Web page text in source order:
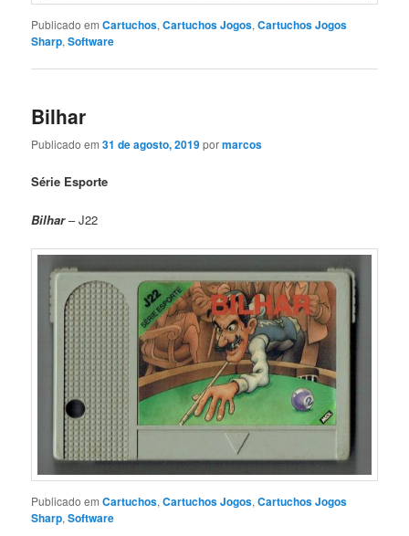
Publicado em Cartuchos,Cartuchos Jogos,Cartuchos Jogos
Sharp,Software
Bilhar
Publicado em31 de agosto, 2019pormarcos
Série Esporte
Bilhar– J22
Publicado em Cartuchos,Cartuchos Jogos,Cartuchos Jogos
Sharp,Software